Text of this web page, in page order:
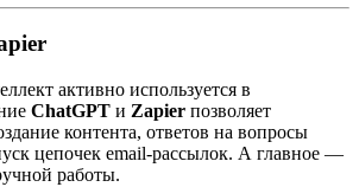
активно используется в
ChatGPT и Zapier позволяет
контента, ответов на вопросы
цепочек email-рассылок. А главное —
работы.